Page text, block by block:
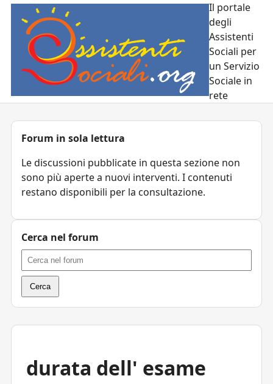
Il portale
degli
Assistenti
Sociali per
un Servizio
Sociale in
rete
durata dell' esame
Forum in sola lettura
Le discussioni pubblicate in questa sezione non
sono più aperte a nuovi interventi. I contenuti
restano disponibili per la consultazione.
Cerca nel forum
Cerca